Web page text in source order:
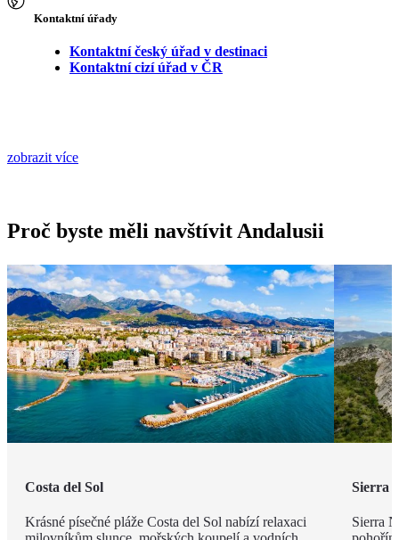
Kontaktní úřady
Kontaktní český úřad v destinaci
Kontaktní cizí úřad v ČR
zobrazit více
Proč byste měli navštívit Andalusii
Costa del Sol
Krásné písečné pláže Costa del Sol nabízí relaxaci
Sierra
Sierra